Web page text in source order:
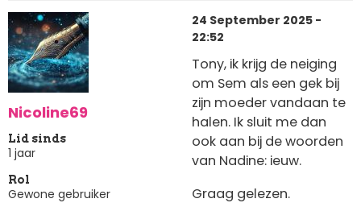
Nicoline69
Lid sinds
1 jaar
Rol
Gewone gebruiker
24 September 2025 -
22:52
Tony, ik krijg de neiging
om Sem als een gek bij
zijn moeder vandaan te
halen. Ik sluit me dan
ook aan bij de woorden
van Nadine: ieuw.
Graag gelezen.